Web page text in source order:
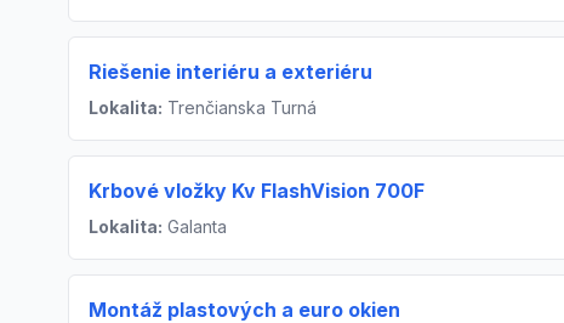
Riešenie interiéru a exteriéru
Lokalita: Trenčianska Turná
Krbové vložky Kv FlashVision 700F
Lokalita: Galanta
Montáž plastových a euro okien